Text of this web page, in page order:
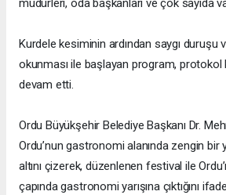
müdürleri, oda başkanları ve çok sayıda
Kurdele kesiminin ardından saygı duruşu
okunması ile başlayan program, protokol
devam etti.
Ordu Büyükşehir Belediye Başkanı Dr.
Ordu’nun gastronomi alanında zengin
altını çizerek, düzenlenen festival ile
çapında gastronomi yarışına çıktığını